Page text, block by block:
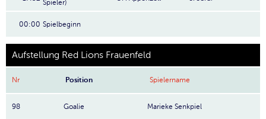
Spieler)
00:00 Spielbeginn
Aufstellung Red Lions Frauenfeld
Nr Position Spielername
98 Goalie Marieke Senkpiel